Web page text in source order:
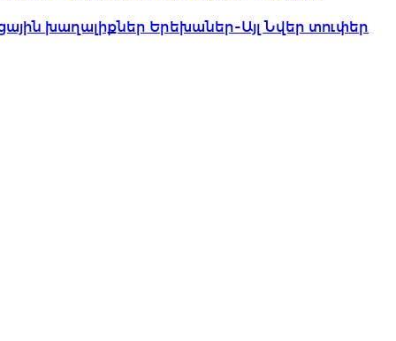
խաղալիքներ Երեխաներ-ԱյլՆվեր տուփեր